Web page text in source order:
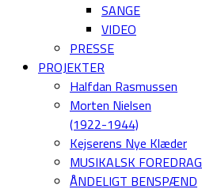
SANGE
VIDEO
PRESSE
PROJEKTER
Halfdan Rasmussen
Morten Nielsen
(1922-1944)
Kejserens Nye Klæder
MUSIKALSK FOREDRAG
ÅNDELIGT BENSPÆND